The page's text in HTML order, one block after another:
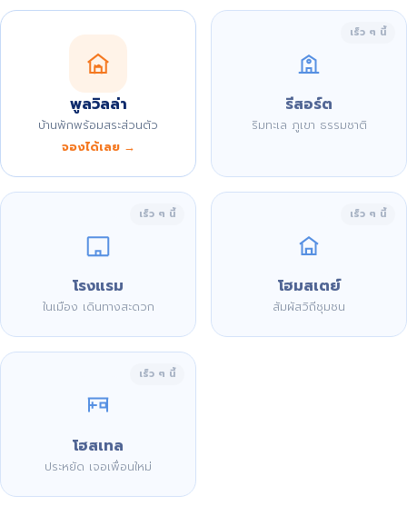
พูลวิลล่า
บ้านพักพร้อมสระส่วนตัว
จองได้เลย →
เร็ว ๆ นี้
รีสอร์ต
ริมทะเล ภูเขา ธรรมชาติ
เร็ว ๆ นี้
โรงแรม
ในเมือง เดินทางสะดวก
เร็ว ๆ นี้
โฮมสเตย์
สัมผัสวิถีชุมชน
เร็ว ๆ นี้
โฮสเทล
ประหยัด เจอเพื่อนใหม่